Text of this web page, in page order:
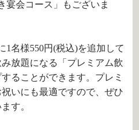
宴会コース」もございま
1名様550円(税込)を追加して
放題になる「プレミアム飲
ることができます。プレミ
いにも最適ですので、ぜひ
す。